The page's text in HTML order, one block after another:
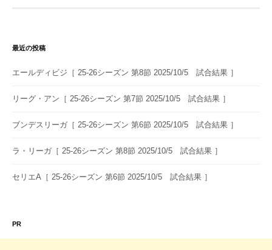
シ
ョ
最近の投稿
エールディビジ［ 25-26シーズン 第8節 2025/10/5 試合結果 ］
リーグ・アン［ 25-26シーズン 第7節 2025/10/5 試合結果 ］
ブンデスリーガ［ 25-26シーズン 第6節 2025/10/5 試合結果 ］
ラ・リーガ［ 25-26シーズン 第8節 2025/10/5 試合結果 ］
セリエA［ 25-26シーズン 第6節 2025/10/5 試合結果 ］
PR